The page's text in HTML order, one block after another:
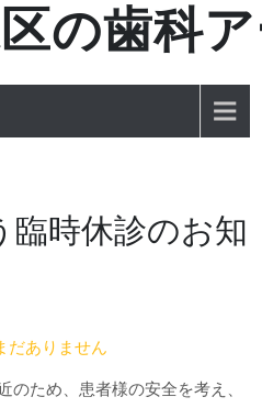
の歯科
臨時休診のお知
だありません
のため、患者様の安全を考え、